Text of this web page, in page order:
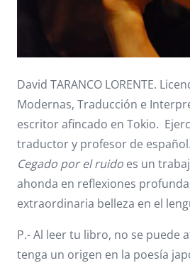
David TARANCO LORENTE.
Modernas, Traducción e
escritor afincado en Tokio.
traductor y profesor de
Cegado por el ruido es un
ahonda en reflexiones
extraordinaria belleza en el
P.- Al leer tu libro, no se puede
tenga un origen en la poesía